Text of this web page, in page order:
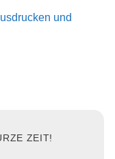
und
ZEIT!